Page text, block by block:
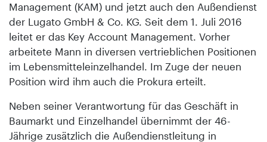
Management (KAM) und jetzt auch den Außendienst
der Lugato GmbH & Co. KG. Seit dem 1. Juli 2016
leitet er das Key Account Management. Vorher
arbeitete Mann in diversen vertrieblichen Positionen
im Lebensmitteleinzelhandel. Im Zuge der neuen
Position wird ihm auch die Prokura erteilt.
Neben seiner Verantwortung für das Geschäft in
Baumarkt und Einzelhandel übernimmt der 46-
Jährige zusätzlich die Außendienstleitung in